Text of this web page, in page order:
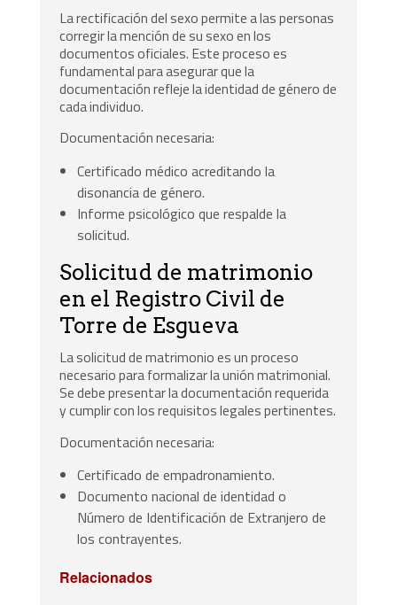
La rectificación del sexo permite a las personas
corregir la mención de su sexo en los
documentos oficiales. Este proceso es
fundamental para asegurar que la
documentación refleje la identidad de género de
cada individuo.
Documentación necesaria:
Certificado médico acreditando la
disonancia de género.
Informe psicológico que respalde la
solicitud.
Solicitud de matrimonio
en el Registro Civil de
Torre de Esgueva
La solicitud de matrimonio es un proceso
necesario para formalizar la unión matrimonial.
Se debe presentar la documentación requerida
y cumplir con los requisitos legales pertinentes.
Documentación necesaria:
Certificado de empadronamiento.
Documento nacional de identidad o
Número de Identificación de Extranjero de
los contrayentes.
Relacionados